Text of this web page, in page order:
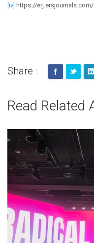
[iv] https://
Share :
Read Related